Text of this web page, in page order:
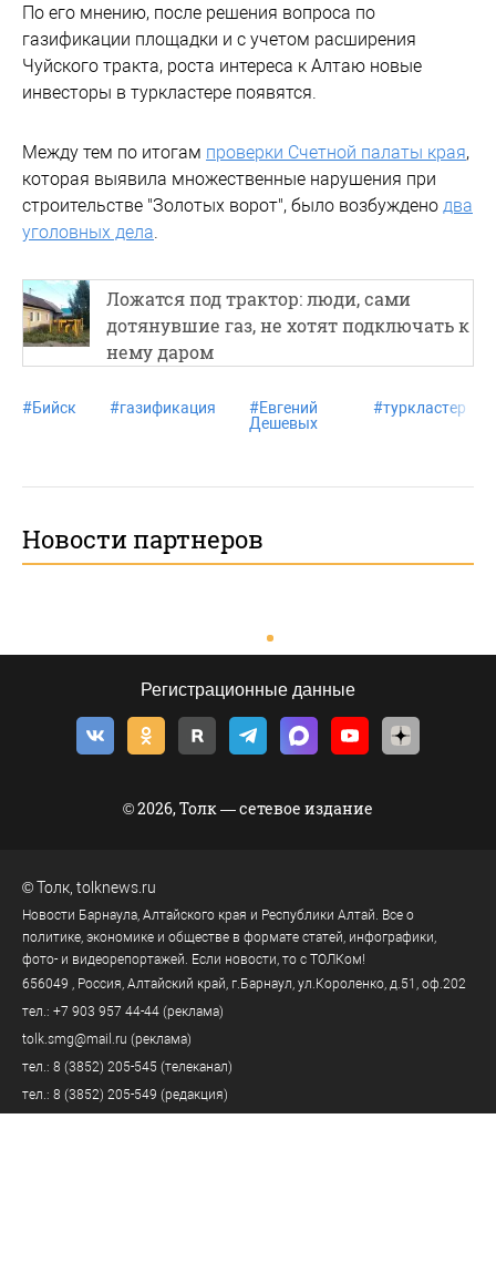
По его мнению, после решения вопроса по
газификации площадки и с учетом расширения
Чуйского тракта, роста интереса к Алтаю новые
инвесторы в туркластере появятся.
Между тем по итогам проверки Счетной палаты края,
которая выявила множественные нарушения при
строительстве "Золотых ворот", было возбуждено два
уголовных дела.
Ложатся под трактор: люди, сами
дотянувшие газ, не хотят подключать к
нему даром
#Бийск #газификация #Евгений
Дешевых
#туркластер
Новости партнеров
Регистрационные данные
© 2026, Толк — сетевое издание
©Толк tolknews.ru
Новости Барнаула, Алтайского края и Республики Алтай. Все о
политике, экономике и обществе в формате статей, инфографики,
фото- и видеорепортажей. Если новости, то с ТОЛКом!
656049 , Россия, Алтайский край, г.Барнаул, ул.Короленко, д.51, оф.202
тел.: +7 903 957 44-44 (реклама)
tolk.smg@mail.ru (реклама)
тел.: 8 (3852) 205-545 (телеканал)
тел.: 8 (3852) 205-549 (редакция)